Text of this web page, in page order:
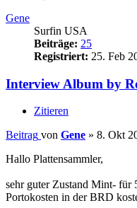
Gene
Surfin USA
Beiträge: 25
Registriert: 25. Feb
Interview Album by
Zitieren
Beitrag von Gene » 8. Okt
Hallo Plattensammler,
sehr guter Zustand Mint- für
Portokosten in der BRD